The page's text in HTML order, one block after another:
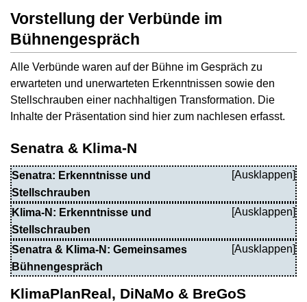
Vorstellung der Verbünde im
Bühnengespräch
Alle Verbünde waren auf der Bühne im Gespräch zu
erwarteten und unerwarteten Erkenntnissen sowie den
Stellschrauben einer nachhaltigen Transformation. Die
Inhalte der Präsentation sind hier zum nachlesen erfasst.
Senatra & Klima-N
Senatra: Erkenntnisse und
Stellschrauben
Klima-N: Erkenntnisse und
Stellschrauben
Senatra & Klima-N: Gemeinsames
Bühnengespräch
KlimaPlanReal, DiNaMo & BreGoS